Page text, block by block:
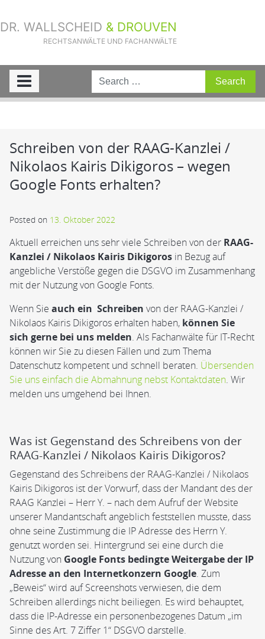
DR. WALLSCHEID & DROUVEN
RECHTSANWÄLTE UND FACHANWÄLTE
Sie sind hier: Aktuelle Fälle»
Schreiben von der RAAG-Kanzlei /
Nikolaos Kairis Dikigoros – wegen Google Fonts erhalten?
Schreiben von der RAAG-Kanzlei /
Nikolaos Kairis Dikigoros – wegen
Google Fonts erhalten?
Posted on 13. Oktober 2022
Aktuell erreichen uns sehr viele Schreiben von der RAAG-
Kanzlei / Nikolaos Kairis Dikigoros in Bezug auf
angebliche Verstöße gegen die DSGVO im Zusammenhang
mit der Nutzung von Google Fonts.
Wenn Sie auch ein Schreiben von der RAAG-Kanzlei /
Nikolaos Kairis Dikigoros erhalten haben, können Sie
sich gerne bei uns melden. Als Fachanwälte für IT-Recht
können wir Sie zu diesen Fällen und zum Thema
Datenschutz kompetent und schnell beraten. Übersenden
Sie uns einfach die Abmahnung nebst Kontaktdaten. Wir
melden uns umgehend bei Ihnen.
Was ist Gegenstand des Schreibens von der
RAAG-Kanzlei / Nikolaos Kairis Dikigoros?
Gegenstand des Schreibens der RAAG-Kanzlei / Nikolaos
Kairis Dikigoros ist der Vorwurf, dass der Mandant des der
RAAG Kanzlei – Herr Y. – nach dem Aufruf der Website
unserer Mandantschaft angeblich feststellen musste, dass
ohne seine Zustimmung die IP Adresse des Herrn Y.
genutzt worden sei. Hintergrund sei eine durch die
Nutzung von Google Fonts bedingte Weitergabe der IP
Adresse an den Internetkonzern Google. Zum
„Beweis“ wird auf Screenshots verwiesen, die dem
Schreiben allerdings nicht beiliegen. Es wird behauptet,
dass die IP-Adresse ein personenbezogenes Datum „im
Sinne des Art. 7 Ziffer 1“ DSGVO darstelle.